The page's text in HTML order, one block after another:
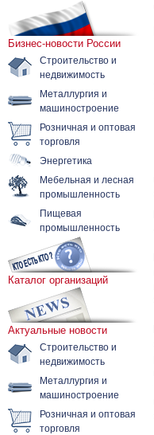
Бизнес-новости России
Строительство и
недвижимость
Металлургия и
машиностроение
Розничная и оптовая
торговля
Энергетика
Мебельная и лесная
промышленность
Пищевая
промышленность
Каталог организаций
Актуальные новости
Строительство и
недвижимость
Металлургия и
машиностроение
Розничная и оптовая
торговля